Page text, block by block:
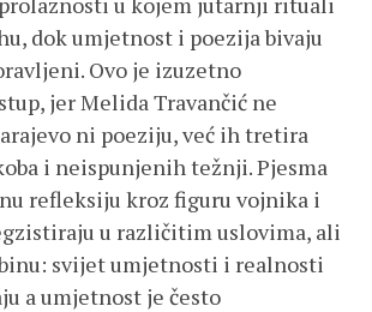
dok umjetnost i poezija bivaju
Ovo je izuzetno
jer Melida Travančić ne
ni poeziju, već ih tretira
i neispunjenih težnji. Pjesma
refleksiju kroz figuru vojnika i
u različitim uslovima, ali
svijet umjetnosti i realnosti
a umjetnost je često